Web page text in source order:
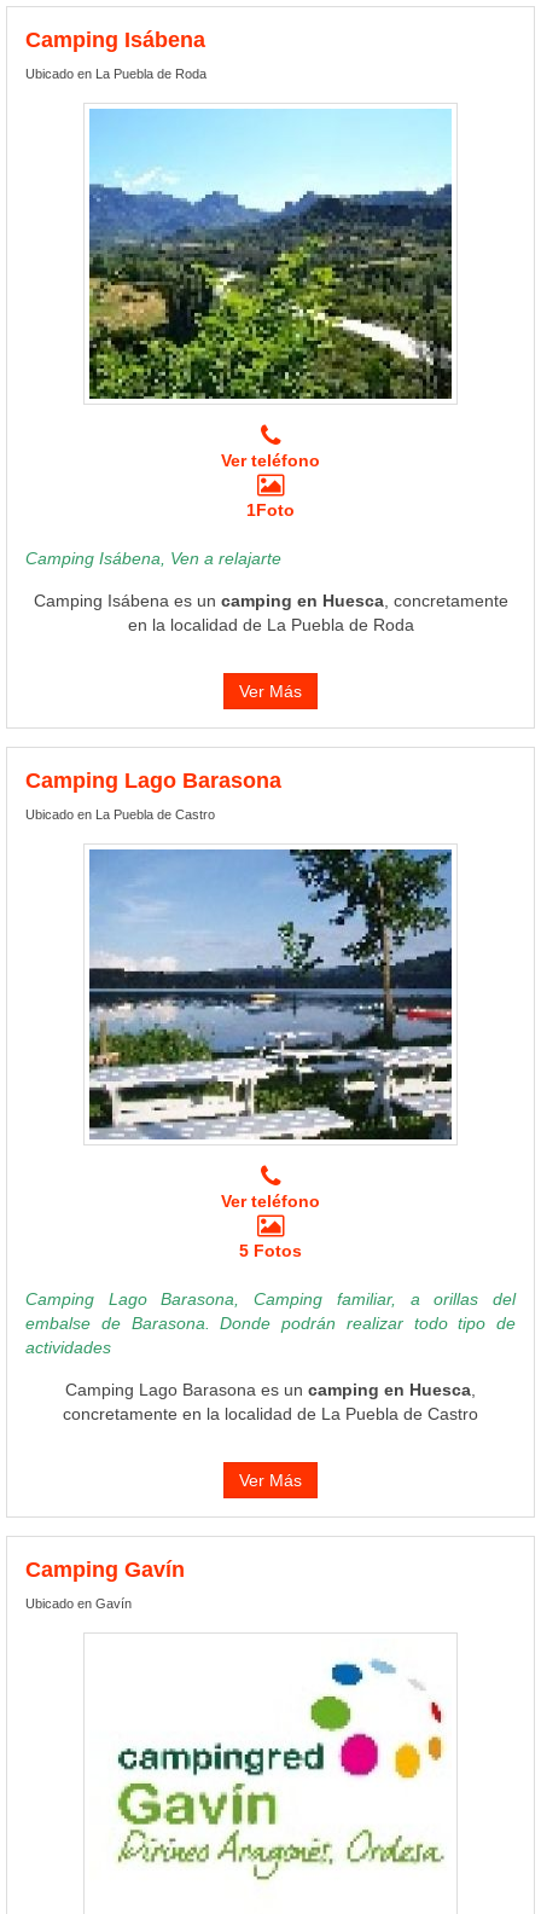
Camping Isábena
Ubicado en La Puebla de Roda
Ver teléfono
1Foto
Camping Isábena, Ven a relajarte
Camping Isábena es un camping en Huesca, concretamente
en la localidad de La Puebla de Roda
Ver Más
Camping Lago Barasona
Ubicado en La Puebla de Castro
Ver teléfono
5 Fotos
Camping Lago Barasona, Camping familiar, a orillas del
embalse de Barasona. Donde podrán realizar todo tipo de
actividades
Camping Lago Barasona es un camping en Huesca
concretamente en la localidad de La Puebla de Castro
Ver Más
Camping Gavín
Ubicado en Gavín